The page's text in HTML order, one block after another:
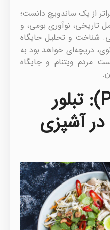
از یک ساندویچ دانست؛
تاریخی، نوآوری بومی، و
شناخت و تحلیل جایگاه
دریچه‌ای خواهد بود به
مردم ویتنام و جایگاه
فو گا (Pho Ga): تبلور
آشپزی